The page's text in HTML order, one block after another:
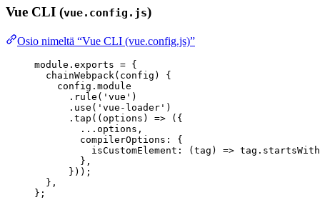
Vue CLI (vue.config.js)
Osio nimeltä “Vue CLI (vue.config.js)”
module . exports = {
chainWebpack( config )
{
config . module
. rule ( ' vue ' )
. use ( ' vue-loader ' )
. tap ( ( options ) => ({
... options ,
compilerOptions: {
isCustomElement : ( tag ) => tag . startsWith
},
}));
},
};